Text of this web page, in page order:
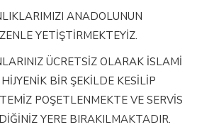
ANADOLUNUN
YETİŞTİRMEKTEYİZ.
ÜCRETSİZ OLARAK İSLAMİ
BİR ŞEKİLDE KESİLİP
POŞETLENMEKTE VE SERVİS
YERE BIRAKILMAKTADIR.